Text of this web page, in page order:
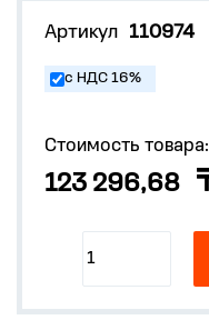
Артикул 110974
с НДС 16%
Стоимость товара:
123 296,68